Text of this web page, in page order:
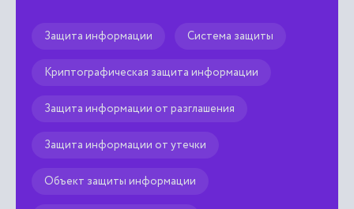
Защита информации Система защиты
Криптографическая защита информации
Защита информации от разглашения
Защита информации от утечки
Объект защиты информации